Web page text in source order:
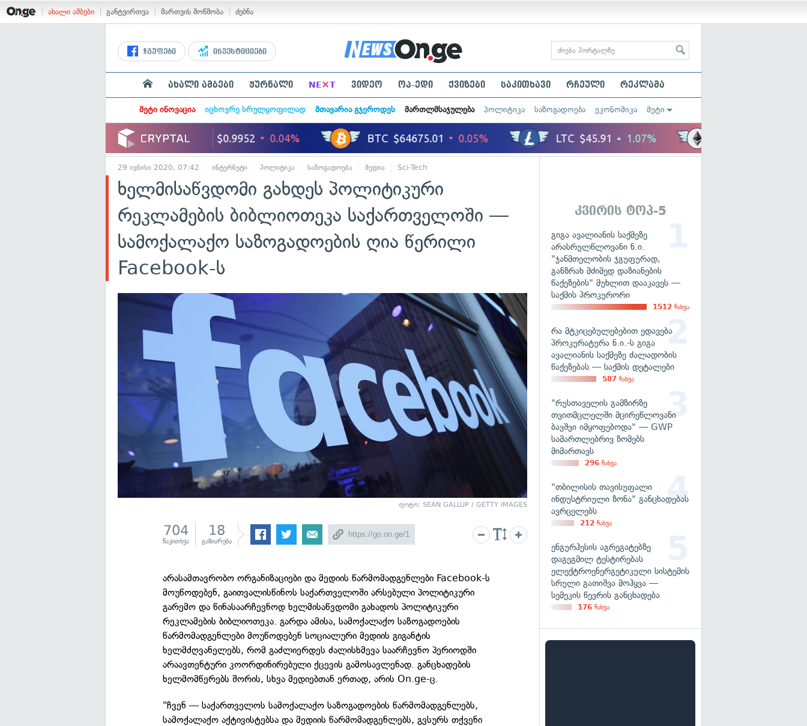
ახალი ამბები განტვირთვა მართვის მოწმობა ძებნა
ჯგუფები ინვესტიციები
ახალი ამბები ჟურნალი NE×T ვიდეო ოპ-ედი ქვიზები საკითხავი რჩეული რეკლამა
მეტი ინოვაცია იცხოვრე სრულყოფილად მთავარია გჯეროდეს მართლმსაჯულება პოლიტიკა საზოგადოება ეკონომიკა მეტი
29 ივნისი 2020, 07:42 ინტერნეტი პოლიტიკა საზოგადოება მედია Sci-Tech
ხელმისაწვდომი გახდეს პოლიტიკური
რეკლამების ბიბლიოთეკა საქართველოში —
სამოქალაქო საზოგადოების ღია წერილი
Facebook-ს
ფოტო: SEAN GALLUP / GETTY IMAGES
704
წაკითხვა
18
გაზიარება
არასამთავრობო ორგანიზაციები და მედიის წარმომადგენლები Facebook-ს
მოუწოდებენ, გაითვალისწინოს საქართველოში არსებული პოლიტიკური
გარემო და წინასაარჩევნოდ ხელმისაწვდომი გახადოს პოლიტიკური
რეკლამების ბიბლიოთეკა. გარდა ამისა, სამოქალაქო საზოგადოების
წარმომადგენლები მოუწოდებენ სოციალური მედიის გიგანტის
ხელმძღვანელებს, რომ გაძლიერდეს ძალისხმევა საარჩევნო პერიოდში
არაავთენტური კოორდინირებული ქცევის გამოსავლენად. განცხადების
ხელმომწერებს შორის, სხვა მედიებთან ერთად, არის On.ge-ც.
"ჩვენ — საქართველოს სამოქალაქო საზოგადოების წარმომადგენლებს,
სამოქალაქო აქტივისტებსა და მედიის წარმომადგენლებს, გვსურს თქვენი
კვირის ტოპ-5
გიგა ავალიანის საქმეზე
არასრულწლოვანი ნ.ი.
"ჯანმთელობის ჯგუფურად,
განზრახ მძიმედ დაზიანების
წაქეზების" მუხლით დააკავეს —
საქმის პროკურორი
1512 ნახვა
რა მტკიცებულებებით ედავება
პროკურატურა ნ.ი.-ს გიგა
ავალიანის საქმეზე ძალადობის
წაქეზებას — საქმის დეტალები
587 ნახვა
"რუსთაველის გამზირზე
თვითმცლელში მცირეწლოვანი
ბავშვი იმყოფებოდა" — GWP
სამართლებრივ ზომებს
მიმართავს
296 ნახვა
"თბილისის თავისუფალი
ინდუსტრიული ზონა" განცხადებას
ავრცელებს
212 ნახვა
ენგურჰესის აგრეგატებზე
დაგეგმილ ტესტირებას
ელექტროენერგეტიკული სისტემის
სრული გათიშვა მოჰყვა —
სემეკის წევრის განცხადება
176 ნახვა